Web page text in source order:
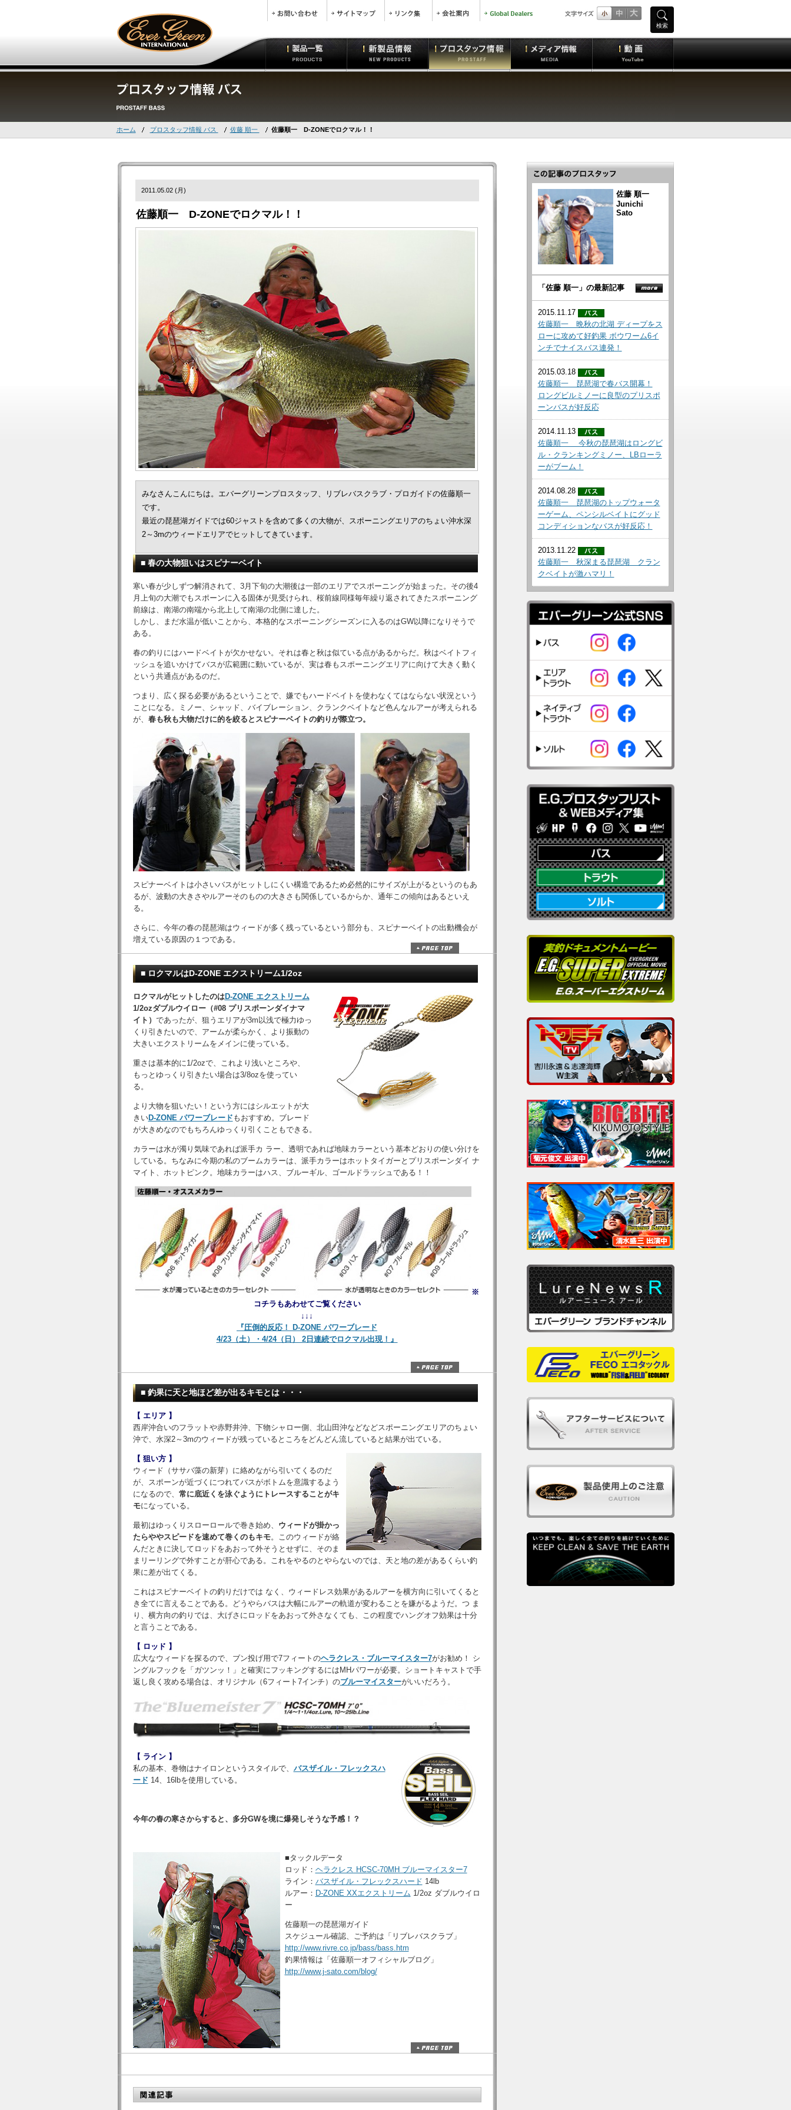
検索
ホーム プロスタッフ情報 バス 佐藤 順一 佐藤順一 D-ZONEでロクマル！！
2011.05.02 (月)
佐藤順一 D-ZONEでロクマル！！
みなさんこんにちは。エバーグリーンプロスタッフ、リブレバスクラブ・プロガイドの佐藤順一
です。
最近の琵琶湖ガイドでは60ジャストを含めて多くの大物が、スポーニングエリアのちょい沖水深
2～3mのウィードエリアでヒットしてきています。
■ 春の大物狙いはスピナーベイト
寒い春が少しずつ解消されて、3月下旬の大潮後は一部のエリアでスポーニングが始まった。その後4
月上旬の大潮でもスポーンに入る固体が見受けられ、桜前線同様毎年繰り返されてきたスポーニング
前線は、南湖の南端から北上して南湖の北側に達した。
しかし、まだ水温が低いことから、本格的なスポーニングシーズンに入るのはGW以降になりそうで
ある。
春の釣りにはハードベイトが欠かせない。それは春と秋は似ている点があるからだ。秋はベイトフィ
ッシュを追いかけてバスが広範囲に動いているが、実は春もスポーニングエリアに向けて大きく動く
という共通点があるのだ。
つまり、広く探る必要があるということで、嫌でもハードベイトを使わなくてはならない状況という
ことになる。ミノー、シャッド、バイブレーション、クランクベイトなど色んなルアーが考えられる
が、 春も秋も大物だけに的を絞るとスピナーベイトの釣りが際立つ。
スピナーベイトは小さいバスがヒットしにくい構造であるため必然的にサイズが上がるというのもあ
るが、波動の大きさやルアーそのものの大きさも関係しているからか、通年この傾向はあるといえ
る。
さらに、今年の春の琵琶湖はウィードが多く残っているという部分も、スピナーベイトの出動機会が
増えている原因の１つである。
■ ロクマルはD-ZONE エクストリーム1/2oz
ロクマルがヒットしたのはD-ZONE エクストリーム
1/2ozダブルウイロー（#08 プリスポーンダイナマ
イト） であったが、狙うエリアが3m以浅で極力ゆっ
くり引きたいので、アームが柔らかく、より振動の
大きいエクストリームをメインに使っている。
重さは基本的に1/2ozで、これより浅いところや、
もっとゆっくり引きたい場合は3/8ozを使ってい
る。
より大物を狙いたい！という方にはシルエットが大
きいD-ZONE パワーブレード もおすすめ。ブレード
が大きめなのでもちろんゆっくり引くこともできる。
カラーは水が濁り気味であれば派手カ ラー、透明であれば地味カラーという基本どおりの使い分けを
している。ちなみに今期の私のブームカラーは、派手カラーはホットタイガーとプリスポーンダイ ナ
マイト、ホットピンク。地味カラーはハス、ブルーギル、ゴールドラッシュである！！
※
コチラもあわせてご覧ください
↓↓↓
『圧倒的反応！ D-ZONE パワーブレード
4/23（土）・4/24（日） 2日連続でロクマル出現！』
■ 釣果に天と地ほど差が出るキモとは・・・
【 エリア 】
西岸沖合いのフラットや赤野井沖、下物シャロー側、北山田沖などなどスポーニングエリアのちょい
沖で、水深2～3mのウィードが残っているところをどんどん流していると結果が出ている。
【 狙い方 】
ウィード（ササバ藻の新芽）に絡めながら引いてくるのだ
が、スポーンが近づくにつれてバスがボトムを意識するよう
になるので、 常に底近くを泳ぐようにトレースすることがキ
モになっている。
最初はゆっくりスローロールで巻き始め、 ウィードが掛かっ
たらややスピードを速めて巻くのもキモ。このウィードが絡
んだときに決してロッドをあおって外そうとせずに、そのま
まリーリングで外すことが肝心である。これをやるのとやらないのでは、天と地の差があるくらい釣
果に差が出てくる。
これはスピナーベイトの釣りだけでは なく、ウィードレス効果があるルアーを横方向に引いてくると
き全てに言えることである。どうやらバスは大幅にルアーの軌道が変わることを嫌がるようだ。つ ま
り、横方向の釣りでは、大げさにロッドをあおって外さなくても、この程度でハングオフ効果は十分
と言うことである。
【 ロッド 】
広大なウィードを探るので、ブン投げ用で7フィートのヘラクレス・ブルーマイスター7がお勧め！ シ
ングルフックを「ガツンッ！」と確実にフッキングするにはMHパワーが必要。ショートキャストで手
返し良く攻める場合は、オリジナル（6フィート7インチ）のブルーマイスターがいいだろう。
【 ライン 】
私の基本、巻物はナイロンというスタイルで、 バスザイル・フレックスハ
ード 14、16lbを使用している。
今年の春の寒さからすると、多分GWを境に爆発しそうな予感！？
■タックルデータ
ロッド： ヘラクレス HCSC-70MH ブルーマイスター7
ライン： バスザイル・フレックスハード 14lb
ルアー： D-ZONE XXエクストリーム 1/2oz ダブルウイロ
ー
佐藤順一の琵琶湖ガイド
スケジュール確認、ご予約は「リブレバスクラブ」
http://www.rivre.co.jp/bass/bass.htm
釣果情報は「佐藤順一オフィシャルブログ」
http://www.j-sato.com/blog/
佐藤 順一
Junichi
Sato
「佐藤 順一」の最新記事
2015.11.17
佐藤順一 晩秋の北湖 ディープをス
ローに攻めて好釣果 ボウワーム6イ
ンチでナイスバス連発！
2015.03.18
佐藤順一 琵琶湖で春バス開幕！
ロングビルミノーに良型のプリスポ
ーンバスが好反応
2014.11.13
佐藤順一 今秋の琵琶湖はロングビ
ル・クランキングミノー、LBローラ
ーがブーム！
2014.08.28
佐藤順一 琵琶湖のトップウォータ
ーゲーム、ペンシルベイトにグッド
コンディションなバスが好反応！
2013.11.22
佐藤順一 秋深まる琵琶湖 クラン
クベイトが激ハマリ！